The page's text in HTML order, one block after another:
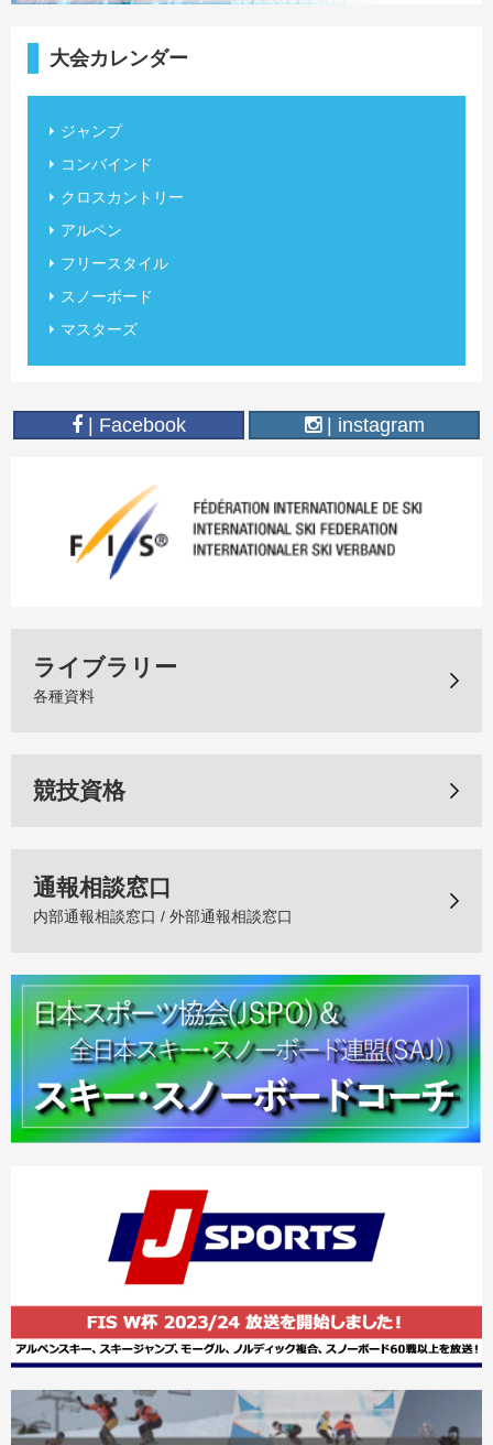
大会カレンダー
ジャンプ
コンバインド
クロスカントリー
アルペン
フリースタイル
スノーボード
マスターズ
| Facebook | instagram
ライブラリー
各種資料
競技資格
通報相談窓口
内部通報相談窓口 / 外部通報相談窓口